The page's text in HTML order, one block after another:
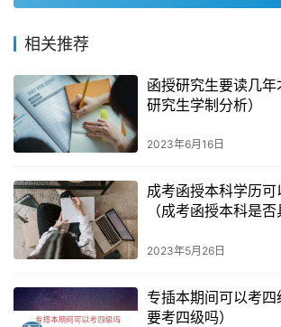
业培训等。其中，函授本科和自考为成人
式，远程教育则为广大在职人员提供了便
助人们提高就业能力和竞争力。
经营状态和基本信息：
东莞市的教育培训机构成立于2010年08
业，职员人数为5人，注册资本为万元。
其他考试报名：
相关推荐
函授研究生要读几
研究生学制分析）
2023年6月16日
成考函授本科学历
（成考函授本科是
2023年5月26日
专插本期间可以考
要考四级吗）